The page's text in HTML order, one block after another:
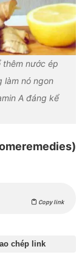
nước ép
làm nó ngon
A đáng kể
Copy link
chép link